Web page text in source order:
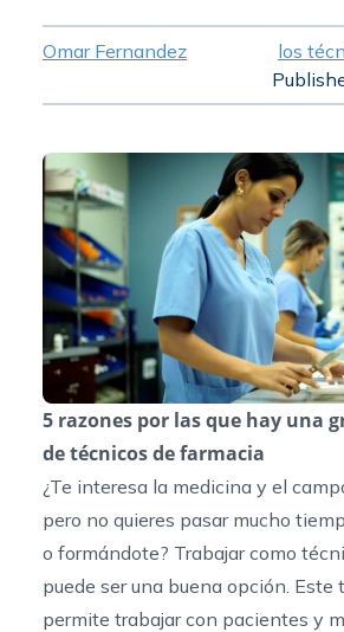
Omar Fernandez
los
5 razones por las que hay una
de técnicos de farmacia
¿Te interesa la medicina y el
pero no quieres pasar mucho
o formándote? Trabajar como
puede ser una buena opción. Este
permite trabajar con pacientes y